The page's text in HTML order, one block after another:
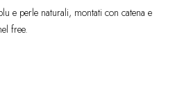
e perle naturali, montati con catena e
free.